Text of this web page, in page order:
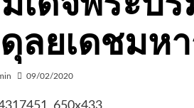
ลยเดชมห
09/02/2020